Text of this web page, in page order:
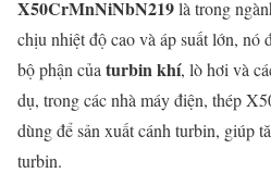
X50CrMnNiNbN219là trong
chịu nhiệt độ cao và áp suất lớn, nó
bộ phận của turbin khí, lò hơi và
dụ, trong các nhà máy điện, thép
dùng để sản xuất cánh turbin, giúp
turbin.